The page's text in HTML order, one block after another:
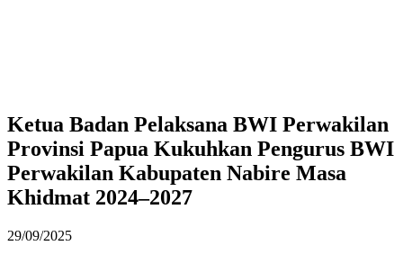
Ketua Badan Pelaksana BWI Perwakilan
Provinsi Papua Kukuhkan Pengurus BWI
Perwakilan Kabupaten Nabire Masa
Khidmat 2024–2027
29/09/2025